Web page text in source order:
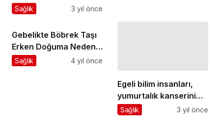
tüketilmeli
Sağlık 3 yıl önce
Gebelikte Böbrek Taşı
Erken Doğuma Neden
Olabilir
Sağlık 4 yıl önce
Egeli bilim insanları,
yumurtalık kanserini
erken evrede teşhis
Sağlık 3 yıl önce